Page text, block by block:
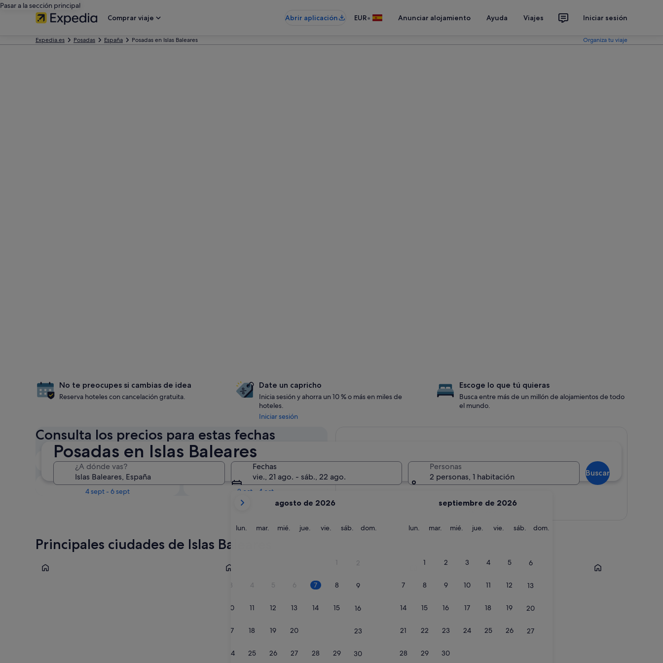
Pasar a la sección principal
Comprar viaje
Abrir aplicación EUR• Anunciar alojamiento Ayuda Viajes Iniciar sesión
Expedia.es Posadas España Posadas en Islas Baleares Organiza tu viaje
Posadas en Islas Baleares
¿A dónde vas?
Fechas
vie., 21 ago. - sáb., 22 ago.
meses
son
de
y
de
agosto de 2026
lun. lunesmar. martes
mié. miércoles
jue. jueves
vie. viernes
sáb. sábado
dom.
1 2
3 4 5 6 7 8 9
10 11 12 13 14 15 16
17 18 19 20 23
24 25 26 27 28 29 30
septiembre de 2026
lun. lunesmar. martes
mié. miércoles
jue. jueves
vie. viernes
sáb. sábado
dom.
1 2 3 4 5 6
7 8 9 10 11 12 13
14 15 16 17 18 19 20
21 22 23 24 25 26 27
28 29 30
Personas
2 personas, 1 habitación
Buscar
No te preocupes si cambias de idea
Reserva hoteles con cancelación gratuita.
Date un capricho
Inicia sesión y ahorra un 10 % o más en miles de
hoteles.
Iniciar sesión
Escoge lo que tú quieras
Busca entre más de un millón de alojamientos de todo
el mundo.
Consulta los precios para estas fechas
Próximo fin de semana
14 ago - 16 ago
En dos semanas
21 ago - 23 ago
En un mes
4 sept - 6 sept
En dos meses
2 oct - 4 oct
Principales ciudades de Islas Baleares
Palma de Mallorca Ciudad de Ibiza Sant Josep de sa Talaia Alcúdia